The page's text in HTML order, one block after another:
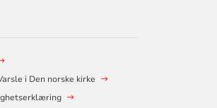
i Den norske kirke